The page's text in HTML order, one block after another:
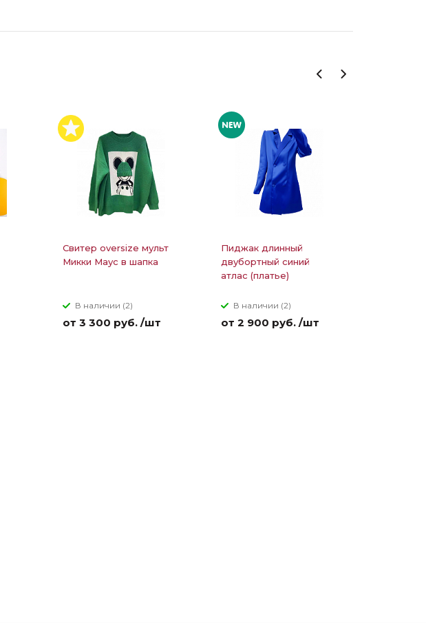
Свитер oversize мульт
Микки Маус в шапка
В наличии (2)
от 3 300 руб. /шт
Пиджак длинный
двубортный синий
атлас (платье)
В наличии (2)
от 2 900 руб. /шт